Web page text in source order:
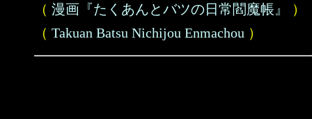
（ 漫画『たくあんとバツの日常閻魔帳』
）
（ Takuan Batsu Nichijou Enmachou ）